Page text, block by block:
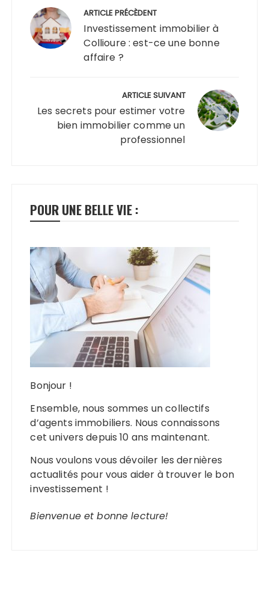
projet sur
mesure ?
d’amenager
l’article
ARTICLE PRÉCÈDENT
Investissement immobilier à
Collioure : est-ce une bonne
affaire ?
ARTICLE SUIVANT
Les secrets pour estimer votre
bien immobilier comme un
professionnel
POUR UNE BELLE VIE :
Bonjour !
Ensemble, nous sommes un collectifs
d’agents immobiliers. Nous connaissons
cet univers depuis 10 ans maintenant.
Nous voulons vous dévoiler les dernières
actualités pour vous aider à trouver le bon
investissement !
Bienvenue et bonne lecture!